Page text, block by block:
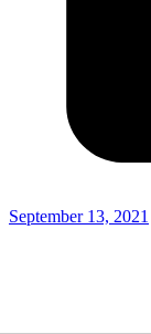
September 13, 2021